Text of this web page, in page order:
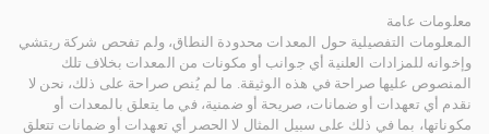
معلومات عامة
المعلومات التفصيلية حول المعدات محدودة النطاق، ولم تفحص شركة ريتشي
وإخوانه للمزادات العلنية أي جوانب أو مكونات من المعدات بخلاف تلك
المنصوص عليها صراحة في هذه الوثيقة. ما لم يُنص صراحة على ذلك، نحن لا
نقدم أي تعهدات أو ضمانات، صريحة أو ضمنية، في ما يتعلق بالمعدات أو
مكوناتها، بما في ذلك على سبيل المثال لا الحصر أي تعهدات أو ضمانات تتعلق